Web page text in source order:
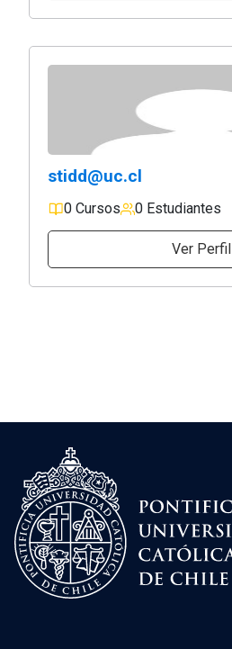
stidd@uc.cl
0 Cursos 0 Estudiantes
Ver Perfil